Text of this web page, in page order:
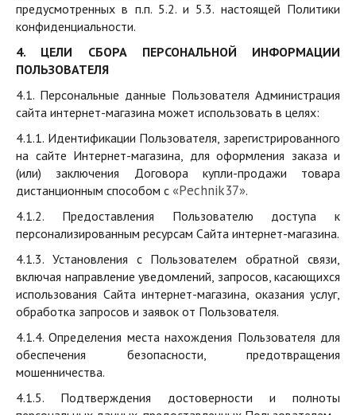
предусмотренных в п.п. 5.2. и 5.3. настоящей Политики
конфиденциальности.
4. ЦЕЛИ СБОРА ПЕРСОНАЛЬНОЙ ИНФОРМАЦИИ
ПОЛЬЗОВАТЕЛЯ
4.1. Персональные данные Пользователя Администрация
сайта интернет-магазина может использовать в целях:
4.1.1. Идентификации Пользователя, зарегистрированного
на сайте Интернет-магазина, для оформления заказа и
(или) заключения Договора купли-продажи товара
дистанционным способом с «Pechnik37».
4.1.2. Предоставления Пользователю доступа к
персонализированным ресурсам Сайта интернет-магазина.
4.1.3. Установления с Пользователем обратной связи,
включая направление уведомлений, запросов, касающихся
использования Сайта интернет-магазина, оказания услуг,
обработка запросов и заявок от Пользователя.
4.1.4. Определения места нахождения Пользователя для
обеспечения безопасности, предотвращения
мошенничества.
4.1.5. Подтверждения достоверности и полноты